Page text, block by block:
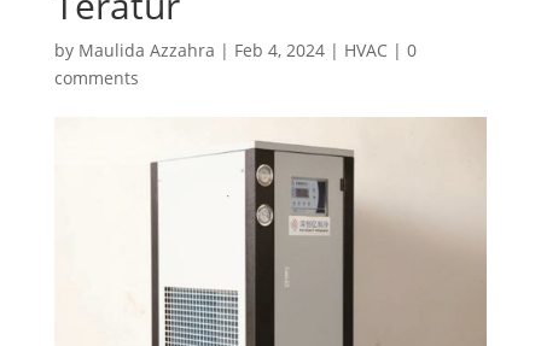
by Maulida Azzahra | Feb 4, 2024| HVAC| 0
comments